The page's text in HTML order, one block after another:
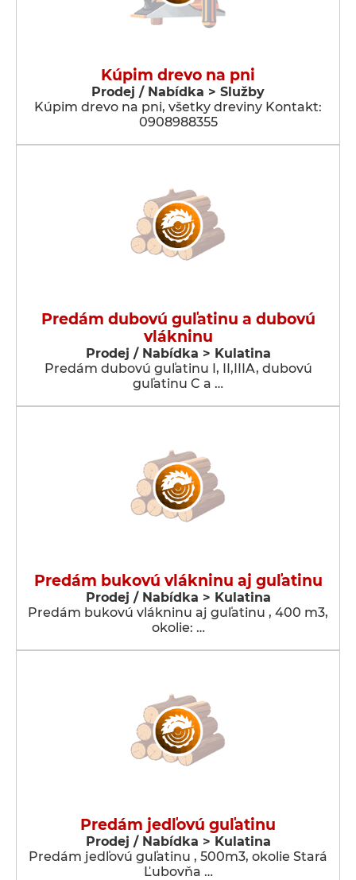
Kúpim drevo na pni
Prodej / Nabídka > Služby
Kúpim drevo na pni, všetky dreviny Kontakt:
0908988355
Predám dubovú guľatinu a dubovú
vlákninu
Prodej / Nabídka > Kulatina
Predám dubovú guľatinu I, II,IIIA, dubovú
guľatinu C a …
Predám bukovú vlákninu aj guľatinu
Prodej / Nabídka > Kulatina
Predám bukovú vlákninu aj guľatinu , 400 m3,
okolie: …
Predám jedľovú guľatinu
Prodej / Nabídka > Kulatina
Predám jedľovú guľatinu , 500m3, okolie Stará
Ľubovňa …